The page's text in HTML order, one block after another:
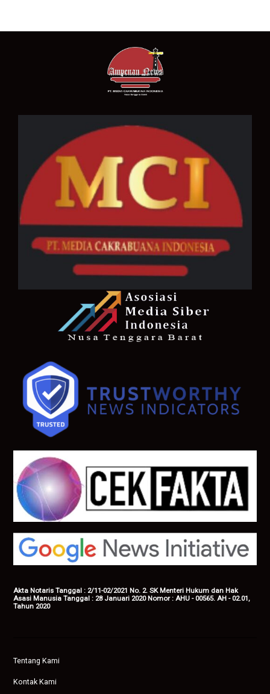
Akta Notaris Tanggal : 2/11-02/2021 No. 2. SK Menteri Hukum dan Hak
Asasi Manusia Tanggal : 28 Januari 2020 Nomor : AHU - 00565. AH - 02.01,
Tahun 2020
Tentang Kami
Kontak Kami